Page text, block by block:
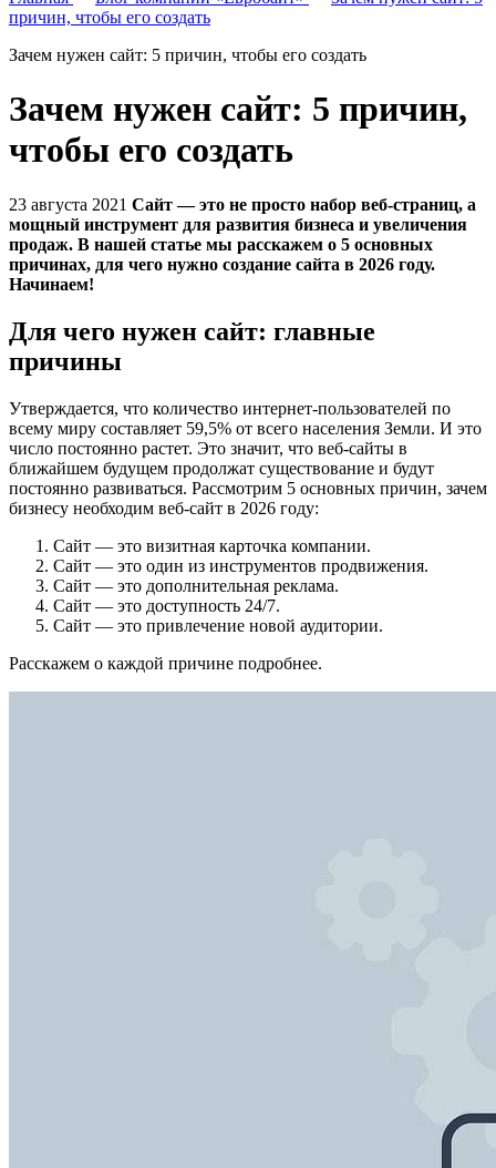
причин, чтобы его создать
Зачем нужен сайт: 5 причин, чтобы его создать
Зачем нужен сайт: 5 причин,
чтобы его создать
23 августа 2021 Сайт — это не просто набор веб-страниц, а
мощный инструмент для развития бизнеса и увеличения
продаж. В нашей статье мы расскажем о 5 основных
причинах, для чего нужно создание сайта в 2026 году.
Начинаем!
Для чего нужен сайт: главные
причины
Утверждается, что количество интернет-пользователей по
всему миру составляет 59,5% от всего населения Земли. И это
число постоянно растет. Это значит, что веб-сайты в
ближайшем будущем продолжат существование и будут
постоянно развиваться. Рассмотрим 5 основных причин, зачем
бизнесу необходим веб-сайт в 2026 году:
Сайт — это визитная карточка компании.
Сайт — это один из инструментов продвижения.
Сайт — это дополнительная реклама.
Сайт — это доступность 24/7.
Сайт — это привлечение новой аудитории.
Расскажем о каждой причине подробнее.